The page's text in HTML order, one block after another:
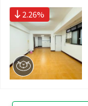
2.26%